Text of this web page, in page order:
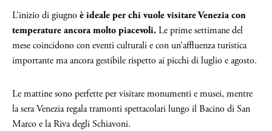
L’inizio di giugnoè ideale per chi vuole visitare Venezia con
temperature ancora molto piacevoli.Le prime settimane del
mese coincidono con eventi culturali e con un’affluenza turistica
importante ma ancora gestibile rispetto ai picchi di luglio e agosto.
Le mattine sono perfette per visitare monumenti e musei, mentre
la sera Venezia regala tramonti spettacolari lungo il Bacino di San
Marco e la Riva degli Schiavoni.